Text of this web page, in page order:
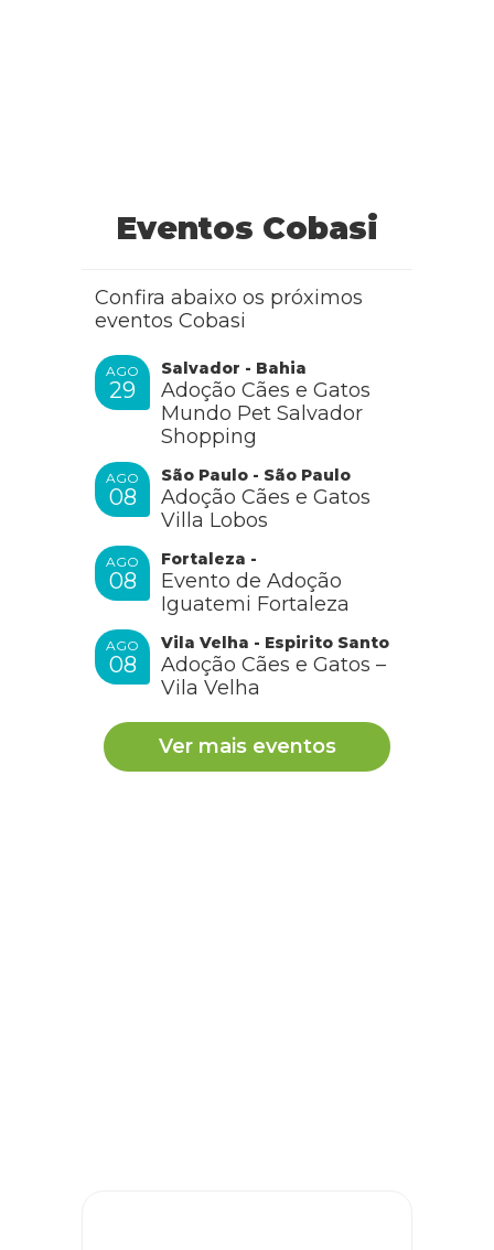
Eventos Cobasi
Confira abaixo os próximos
eventos Cobasi
AGO
29
Salvador - Bahia
Adoção Cães e Gatos
Mundo Pet Salvador
Shopping
AGO
08
São Paulo - São Paulo
Adoção Cães e Gatos
Villa Lobos
AGO
08
Fortaleza -
Evento de Adoção
Iguatemi Fortaleza
AGO
08
Vila Velha - Espirito Santo
Adoção Cães e Gatos –
Vila Velha
Ver mais eventos